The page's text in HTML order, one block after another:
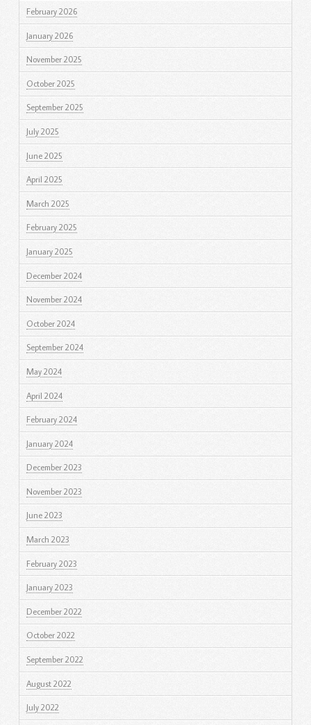
February 2026
January 2026
November 2025
October 2025
September 2025
July 2025
June 2025
April 2025
March 2025
February 2025
January 2025
December 2024
November 2024
October 2024
September 2024
May 2024
April 2024
February 2024
January 2024
December 2023
November 2023
June 2023
March 2023
February 2023
January 2023
December 2022
October 2022
September 2022
August 2022
July 2022